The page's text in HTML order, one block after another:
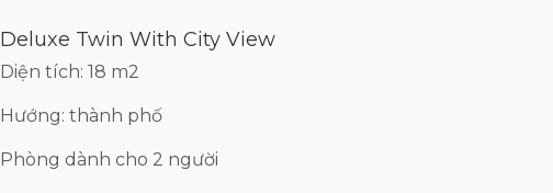
Deluxe Twin With City View
Diện tích: 18 m2
Hướng: thành phố
Phòng dành cho 2 người